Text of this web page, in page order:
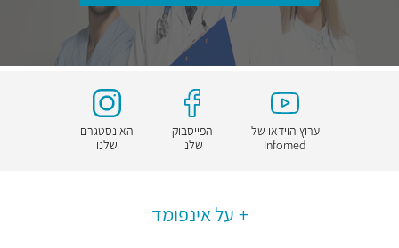
ערוץ הוידאו של
Infomed
הפייסבוק
שלנו
האינסטגרם
שלנו
על אינפומד